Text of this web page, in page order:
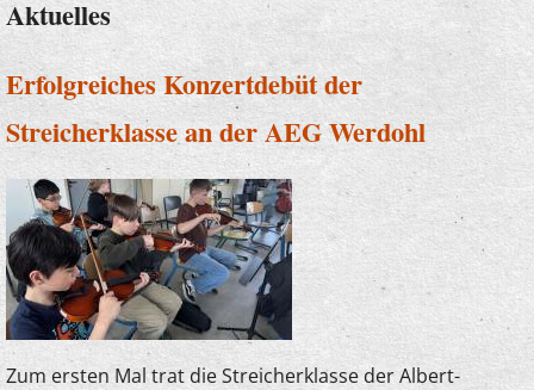
Aktuelles
Erfolgreiches Konzertdebüt der
Streicherklasse an der AEG Werdohl
Zum ersten Mal trat die Streicherklasse der Albert-